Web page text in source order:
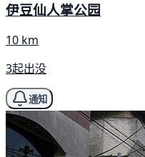
伊豆仙人掌公园
10 km
3起出没
通知